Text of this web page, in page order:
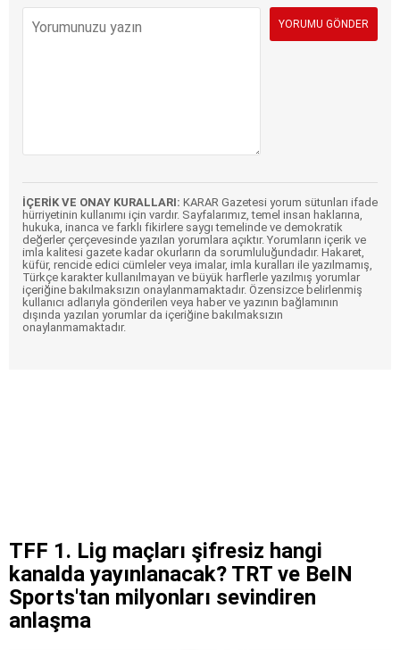
İÇERİK VE ONAY KURALLARI: KARAR Gazetesi yorum sütunları ifade
hürriyetinin kullanımı için vardır. Sayfalarımız, temel insan haklarına,
hukuka, inanca ve farklı fikirlere saygı temelinde ve demokratik
değerler çerçevesinde yazılan yorumlara açıktır. Yorumların içerik ve
imla kalitesi gazete kadar okurların da sorumluluğundadır. Hakaret,
küfür, rencide edici cümleler veya imalar, imla kuralları ile yazılmamış,
Türkçe karakter kullanılmayan ve büyük harflerle yazılmış yorumlar
içeriğine bakılmaksızın onaylanmamaktadır. Özensizce belirlenmiş
kullanıcı adlarıyla gönderilen veya haber ve yazının bağlamının
dışında yazılan yorumlar da içeriğine bakılmaksızın
onaylanmamaktadır.
TFF 1. Lig maçları şifresiz hangi
kanalda yayınlanacak? TRT ve BeIN
Sports'tan milyonları sevindiren
anlaşma